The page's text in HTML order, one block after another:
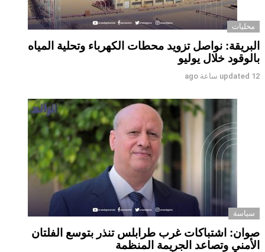
محليات
البريقة: نواصل تزويد محطات الكهرباء وتحلية المياه
بالوقود خلال يوليو
updated 12 ساعة ago
سياسة
صوان: اشتباكات غرب طرابلس تنذر بتوسع الفلتان
الأمني وتصاعد الجريمة المنظمة